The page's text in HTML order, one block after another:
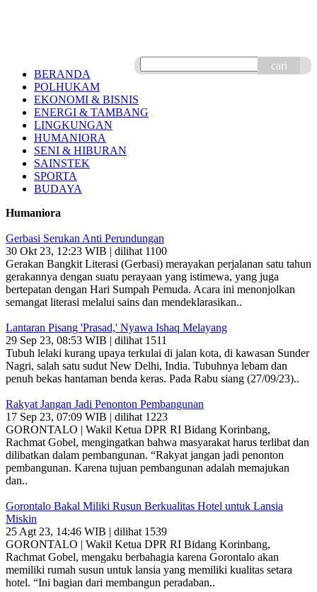
cari
BERANDA
POLHUKAM
EKONOMI & BISNIS
ENERGI & TAMBANG
LINGKUNGAN
HUMANIORA
SENI & HIBURAN
SAINSTEK
SPORTA
BUDAYA
Humaniora
Gerbasi Serukan Anti Perundungan
30 Okt 23, 12:23 WIB | dilihat 1100
Gerakan Bangkit Literasi (Gerbasi) merayakan perjalanan satu tahun
gerakannya dengan suatu perayaan yang istimewa, yang juga
bertepatan dengan Hari Sumpah Pemuda. Acara ini menonjolkan
semangat literasi melalui sains dan mendeklarasikan..
Lantaran Pisang 'Prasad,' Nyawa Ishaq Melayang
29 Sep 23, 08:53 WIB | dilihat 1511
Tubuh lelaki kurang upaya terkulai di jalan kota, di kawasan Sunder
Nagri, salah satu sudut New Delhi, India. Tubuhnya lebam dan
penuh bekas hantaman benda keras. Pada Rabu siang (27/09/23)..
Rakyat Jangan Jadi Penonton Pembangunan
17 Sep 23, 07:09 WIB | dilihat 1223
GORONTALO | Wakil Ketua DPR RI Bidang Korinbang,
Rachmat Gobel, mengingatkan bahwa masyarakat harus terlibat dan
dilibatkan dalam pembangunan. “Rakyat jangan jadi penonton
pembangunan. Karena tujuan pembangunan adalah memajukan
dan..
Gorontalo Bakal Miliki Rusun Berkualitas Hotel untuk Lansia
Miskin
25 Agt 23, 14:46 WIB | dilihat 1539
GORONTALO | Wakil Ketua DPR RI Bidang Korinbang,
Rachmat Gobel, mengaku berbahagia karena Gorontalo akan
memiliki rumah susun untuk lansia yang memiliki kualitas setara
hotel. “Ini bagian dari membangun peradaban..